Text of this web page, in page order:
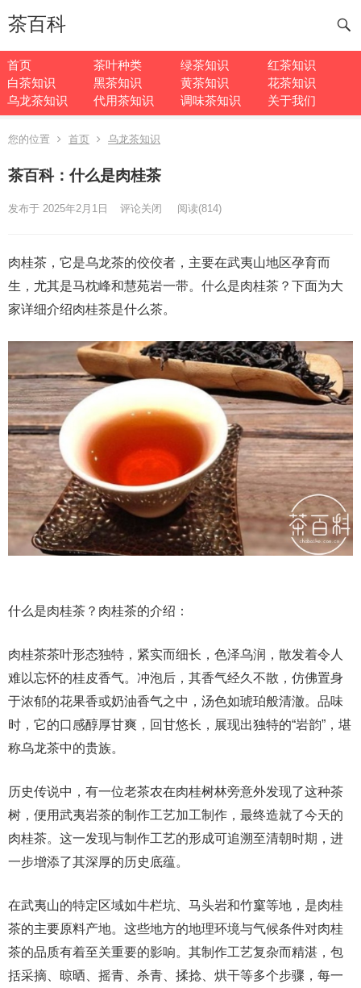
茶百科
首页 茶叶种类 绿茶知识
红茶知识
白茶知识
黑茶知识 黄茶知识
花茶知识
乌龙茶知识
代用茶知识 调味茶知识 关于我们
您的位置 首页 乌龙茶知识
茶百科：什么是肉桂茶
发布于 2025年2月1日 评论关闭 阅读(814)
肉桂茶，它是乌龙茶的佼佼者，主要在武夷山地区孕育而
生，尤其是马枕峰和慧苑岩一带。什么是肉桂茶？下面为大
家详细介绍肉桂茶是什么茶。
什么是肉桂茶？肉桂茶的介绍：
肉桂茶茶叶形态独特，紧实而细长，色泽乌润，散发着令人
难以忘怀的桂皮香气。冲泡后，其香气经久不散，仿佛置身
于浓郁的花果香或奶油香气之中，汤色如琥珀般清澈。品味
时，它的口感醇厚甘爽，回甘悠长，展现出独特的“岩韵”，堪
称乌龙茶中的贵族。
历史传说中，有一位老茶农在肉桂树林旁意外发现了这种茶
树，便用武夷岩茶的制作工艺加工制作，最终造就了今天的
肉桂茶。这一发现与制作工艺的形成可追溯至清朝时期，进
一步增添了其深厚的历史底蕴。
在武夷山的特定区域如牛栏坑、马头岩和竹窼等地，是肉桂
茶的主要原料产地。这些地方的地理环境与气候条件对肉桂
茶的品质有着至关重要的影响。其制作工艺复杂而精湛，包
括采摘、晾晒、摇青、杀青、揉捻、烘干等多个步骤，每一